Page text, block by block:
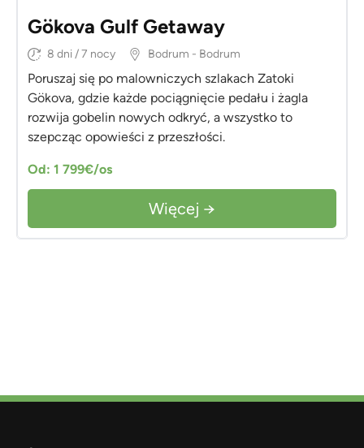
Gökova Gulf Getaway
8 dni / 7 nocy Bodrum - Bodrum
Poruszaj się po malowniczych szlakach Zatoki
Gökova, gdzie każde pociągnięcie pedału i żagla
rozwija gobelin nowych odkryć, a wszystko to
szepcząc opowieści z przeszłości.
Od: 1 799€/os
Więcej →